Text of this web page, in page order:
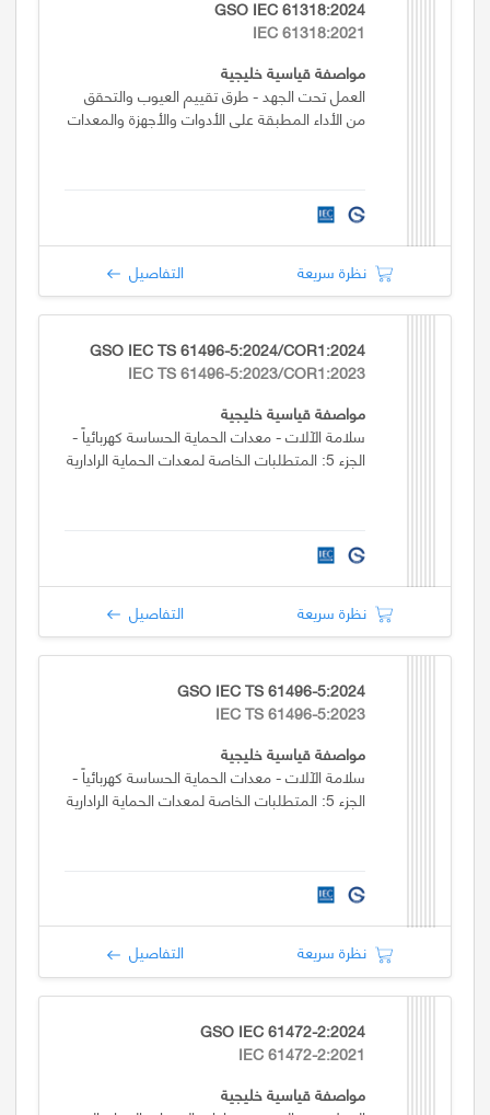
GSO IEC 61318:2024
IEC 61318:2021
مواصفة قياسية خليجية
العمل تحت الجهد - طرق تقييم العيوب والتحقق
من الأداء المطبقة على الأدوات والأجهزة والمعدات
نظرة سريعة التفاصيل
GSO IEC TS 61496-5:2024/COR1:2024
IEC TS 61496-5:2023/COR1:2023
مواصفة قياسية خليجية
سلامة الآلات - معدات الحماية الحساسة كهربائياً -
الجزء 5: المتطلبات الخاصة لمعدات الحماية الرادارية
نظرة سريعة التفاصيل
GSO IEC TS 61496-5:2024
IEC TS 61496-5:2023
مواصفة قياسية خليجية
سلامة الآلات - معدات الحماية الحساسة كهربائياً -
الجزء 5: المتطلبات الخاصة لمعدات الحماية الرادارية
نظرة سريعة التفاصيل
GSO IEC 61472-2:2024
IEC 61472-2:2021
مواصفة قياسية خليجية